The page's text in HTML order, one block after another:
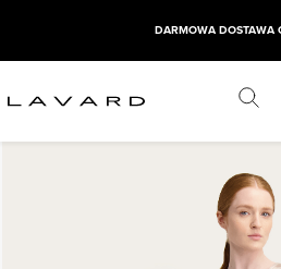
DARMOWA DOSTAWA